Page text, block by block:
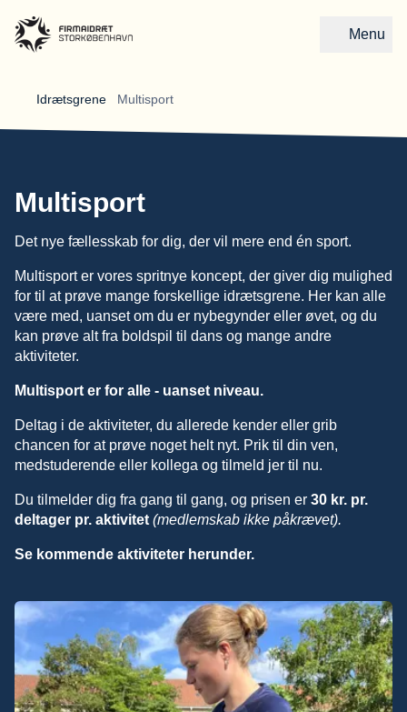
Menu
Idrætsgrene Multisport
Multisport
Det nye fællesskab for dig, der vil mere end én sport.
Multisport er vores spritnye koncept, der giver dig mulighed
for til at prøve mange forskellige idrætsgrene. Her kan alle
være med, uanset om du er nybegynder eller øvet, og du
kan prøve alt fra boldspil til dans og mange andre
aktiviteter.
Multisport er for alle - uanset niveau.
Deltag i de aktiviteter, du allerede kender eller grib
chancen for at prøve noget helt nyt. Prik til din ven,
medstuderende eller kollega og tilmeld jer til nu.
Du tilmelder dig fra gang til gang, og prisen er 30 kr. pr.
deltager pr. aktivitet (medlemskab ikke påkrævet).
Se kommende aktiviteter herunder.